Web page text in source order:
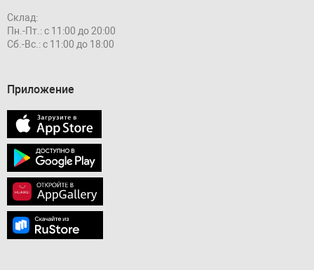
Склад:
Пн.-Пт.: с 11:00 до 20:00
Сб.-Вс.: с 11:00 до 18:00
Приложение